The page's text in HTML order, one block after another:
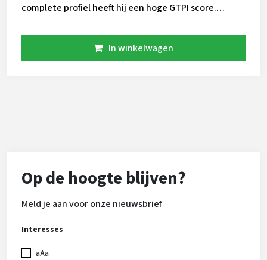
complete profiel heeft hij een hoge GTPI score.
In winkelwagen
Op de hoogte blijven?
Meld je aan voor onze nieuwsbrief
Interesses
aAa